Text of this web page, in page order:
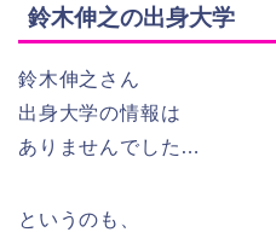
鈴木伸之の出身大学
鈴木伸之さん
出身大学の情報は
ありませんでした…
というのも、